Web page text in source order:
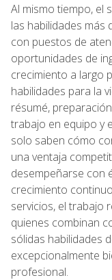
Al mismo tiempo, el
las habilidades más
con puestos de
oportunidades de
crecimiento a largo
habilidades para la
résumé,
trabajo en equipo y
solo saben cómo
una ventaja
desempeñarse con
crecimiento
servicios, el trabajo
quienes combinan
sólidas habilidades
excepcionalmente
profesional.